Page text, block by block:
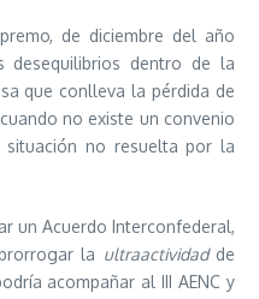
de diciembre del año
desequilibrios dentro de la
que conlleva la pérdida de
no existe un convenio
situación no resuelta por la
un Acuerdo Interconfederal,
la ultraactividadde
acompañar al III AENC y